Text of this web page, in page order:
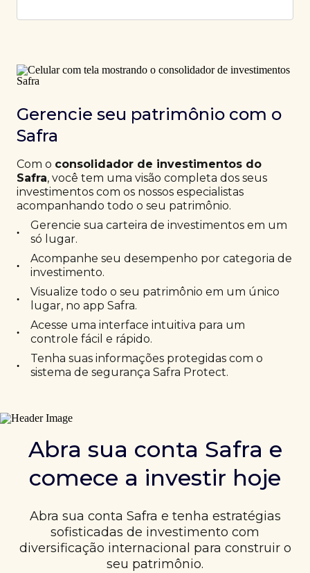
Gerencie seu patrimônio com o
Safra
Com o consolidador de investimentos do
Safra, você tem uma visão completa dos seus
investimentos com os nossos especialistas
acompanhando todo o seu patrimônio.
•
Gerencie sua carteira de investimentos em um
só lugar.
•
Acompanhe seu desempenho por categoria de
investimento.
•
Visualize todo o seu patrimônio em um único
lugar, no app Safra.
•
Acesse uma interface intuitiva para um
controle fácil e rápido.
•
Tenha suas informações protegidas com o
sistema de segurança Safra Protect.
Abra sua conta Safra e
comece a investir hoje
Abra sua conta Safra e tenha estratégias
sofisticadas de investimento com
diversificação internacional para construir o
seu patrimônio.